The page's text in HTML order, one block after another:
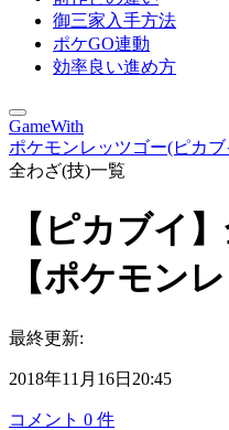
御三家入手方法
ポケGO連動
効率良い進め方
GameWith
ポケモンレッツゴー(ピカブ
全わざ(技)一覧
【ピカブイ
【ポケモン
最終更新:
2018年11月16日20:45
コメント 0 件